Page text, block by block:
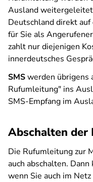
Ausland
Deutschland direkt
für Sie als
zahlt nur diejenigen
innerdeutsches
SMSwerden übrigens
Rufumleitung" ins
SMS-Empfang im
Abschalten der
Die Rufumleitung zur
auch abschalten.
wenn Sie auch im